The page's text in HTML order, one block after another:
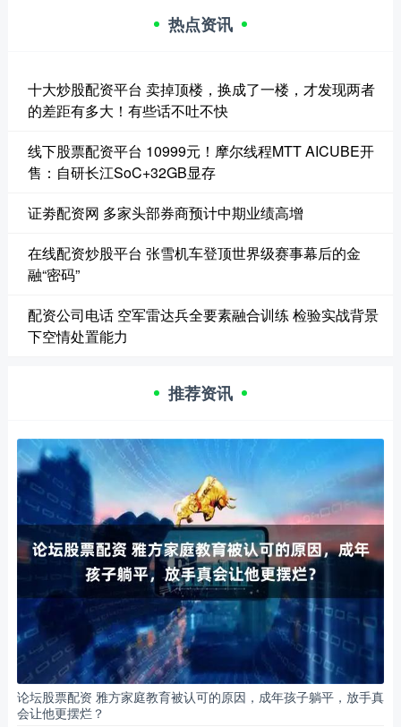
热点资讯
十大炒股配资平台 卖掉顶楼，换成了一楼，才发现两者
的差距有多大！有些话不吐不快
线下股票配资平台 10999元！摩尔线程MTT AICUBE开
售：自研长江SoC+32GB显存
证劵配资网 多家头部券商预计中期业绩高增
在线配资炒股平台 张雪机车登顶世界级赛事幕后的金
融“密码”
配资公司电话 空军雷达兵全要素融合训练 检验实战背景
下空情处置能力
推荐资讯
论坛股票配资 雅方家庭教育被认可的原因，成年孩子躺平，放手真
会让他更摆烂？